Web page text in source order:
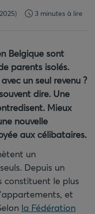
3 minutes à lire
Belgique sont
parents isolés.
un seul revenu ?
dire. Une
Mieux
nouvelle
aux célibataires.
un
Depuis un
constituent le plus
et
la Fédération